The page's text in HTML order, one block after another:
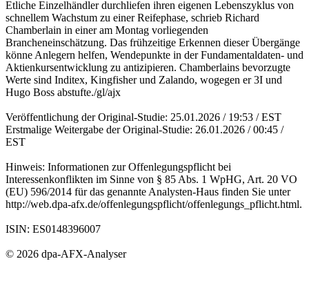
Etliche Einzelhändler durchliefen ihren eigenen Lebenszyklus von
schnellem Wachstum zu einer Reifephase, schrieb Richard
Chamberlain in einer am Montag vorliegenden
Brancheneinschätzung. Das frühzeitige Erkennen dieser Übergänge
könne Anlegern helfen, Wendepunkte in der Fundamentaldaten- und
Aktienkursentwicklung zu antizipieren. Chamberlains bevorzugte
Werte sind Inditex, Kingfisher und Zalando, wogegen er 3I und
Hugo Boss abstufte./gl/ajx
Veröffentlichung der Original-Studie: 25.01.2026 / 19:53 / EST
Erstmalige Weitergabe der Original-Studie: 26.01.2026 / 00:45 /
EST
Hinweis: Informationen zur Offenlegungspflicht bei
Interessenkonflikten im Sinne von § 85 Abs. 1 WpHG, Art. 20 VO
(EU) 596/2014 für das genannte Analysten-Haus finden Sie unter
http://web.dpa-afx.de/offenlegungspflicht/offenlegungs_pflicht.html.
ISIN: ES0148396007
© 2026 dpa-AFX-Analyser